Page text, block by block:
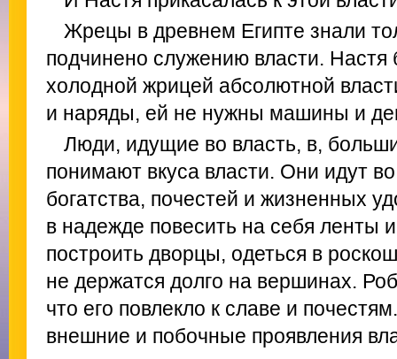
Жрецы в древнем Египте знали
подчинено служению власти. Настя
холодной жрицей абсолютной
и наряды, ей не нужны машины и
Люди, идущие во власть, в,
понимают вкуса власти. Они идут
богатства, почестей и жизненных
в надежде повесить на себя ленты
построить дворцы, одеться в
не держатся долго на вершинах.
что его повлекло к славе и
внешние и побочные проявления